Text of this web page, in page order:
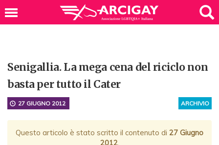
Senigallia. La mega cena del riciclo non
basta per tutto il Cater
ARCHIVIO
27 GIUGNO 2012
Questo articolo è stato scritto il contenuto di 27 Giugno
2012.